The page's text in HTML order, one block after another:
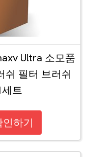
Ultra 소모품
쉬 필터 브러쉬
트
하기